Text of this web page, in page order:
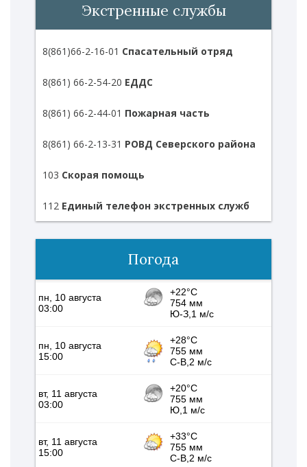
Экстренные службы
8(861)66-2-16-01 Спасательный отряд
8(861) 66-2-54-20 ЕДДС
8(861) 66-2-44-01 Пожарная часть
8(861) 66-2-13-31 РОВД Северского района
103 Скорая помощь
112Единый телефон экстренных служб
Погода